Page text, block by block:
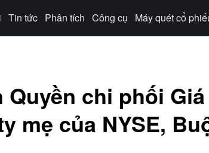
Tin tức Phân tích Công cụ Máy quét cổ
chi phối Giá
mẹ của NYSE,